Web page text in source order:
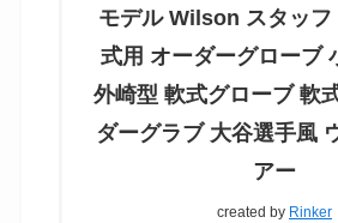
モデル Wilson スタッフ
式用 オーダーグローブ
外崎型 軟式グローブ 軟
ダーグラブ 大谷選手風
アー
created by Rinker